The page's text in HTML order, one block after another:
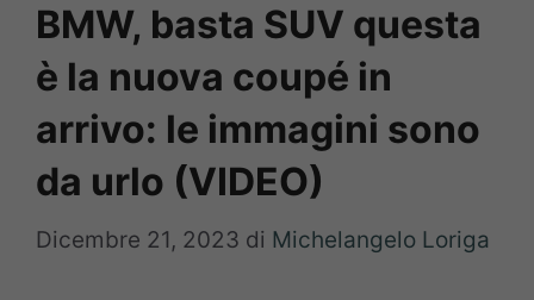
BMW, basta SUV questa
è la nuova coupé in
arrivo: le immagini sono
da urlo (VIDEO)
Dicembre 21, 2023 di Michelangelo Loriga